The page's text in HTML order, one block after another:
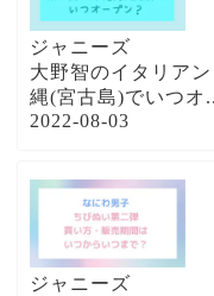
ジャニーズ
大野智のイタリア
縄(宮古島)でいつオ
2022-08-03
ジャニーズ